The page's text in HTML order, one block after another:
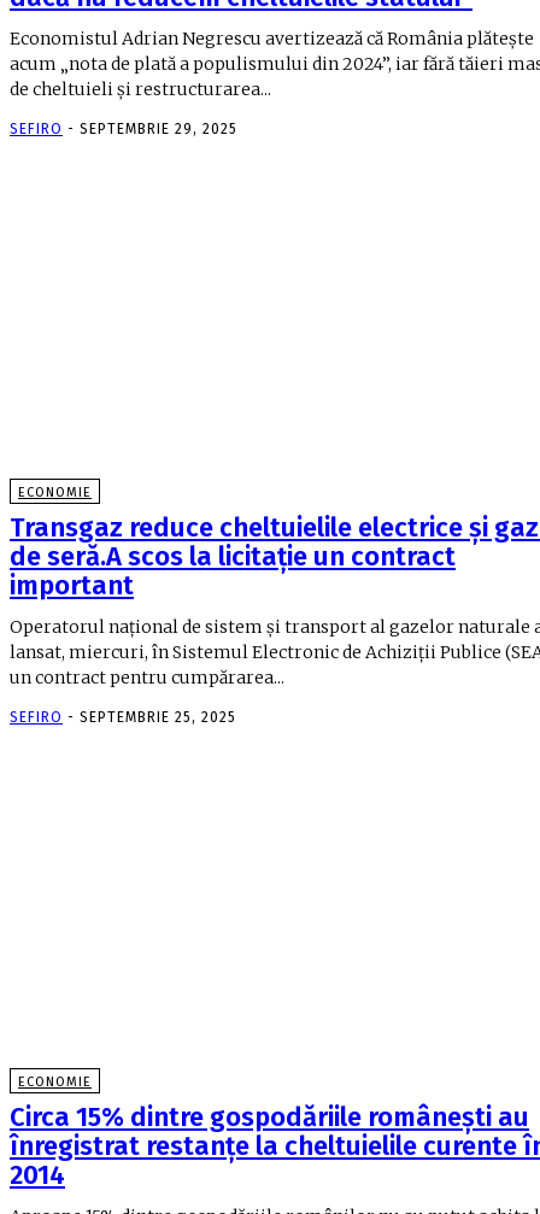
Economistul Adrian Negrescu avertizează că România plătește
acum „nota de plată a populismului din 2024”, iar fără tăieri
de cheltuieli și restructurarea...
SEFIRO - SEPTEMBRIE 29, 2025
ECONOMIE
Transgaz reduce cheltuielile electrice și
de seră.A scos la licitație un contract
important
Operatorul național de sistem și transport al gazelor naturale
lansat, miercuri, în Sistemul Electronic de Achiziții Publice
un contract pentru cumpărarea...
SEFIRO - SEPTEMBRIE 25, 2025
ECONOMIE
Circa 15% dintre gospodăriile românești au
înregistrat restanțe la cheltuielile curente
2014